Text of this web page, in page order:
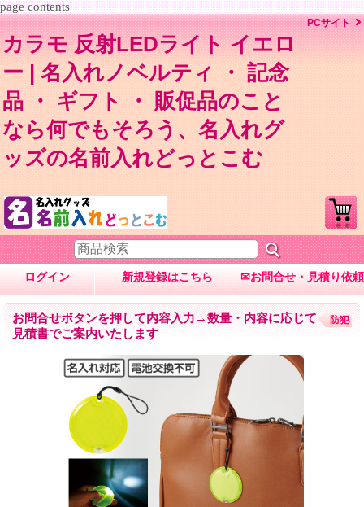
page contents
カラモ 反射LEDライト イエロ
ー | 名入れノベルティ ・ 記念
品 ・ ギフト ・ 販促品のこと
なら何でもそろう、名入れグ
ッズの名前入れどっとこむ
PCサイト
ログイン 新規登録はこちら ✉お問合せ・見積り依頼
お問合せボタンを押して内容入力→数量・内容に応じて
見積書でご案内いたします
防犯